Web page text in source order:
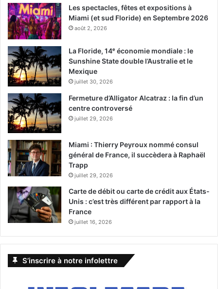
Les spectacles, fêtes et expositions à
Miami (et sud Floride) en Septembre 2026
août 2, 2026
La Floride, 14ᵉ économie mondiale : le
Sunshine State double l’Australie et le
Mexique
juillet 30, 2026
Fermeture d’Alligator Alcatraz : la fin d’un
centre controversé
juillet 29, 2026
Miami : Thierry Peyroux nommé consul
général de France, il succèdera à Raphaël
Trapp
juillet 29, 2026
Carte de débit ou carte de crédit aux États-
Unis : c’est très différent par rapport à la
France
juillet 16, 2026
S’inscrire à notre infolettre